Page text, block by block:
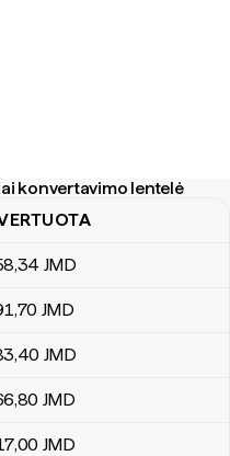
konvertavimo lentelė
lentelė
,34 JMD
,70 JMD
,40 JMD
,80 JMD
,00 JMD